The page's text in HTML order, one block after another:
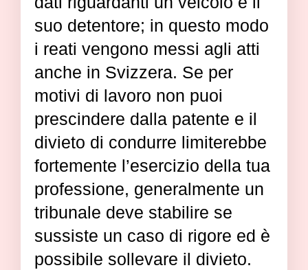
suo detentore; in questo modo
i reati vengono messi agli atti
anche in Svizzera. Se per
motivi di lavoro non puoi
prescindere dalla patente e il
divieto di condurre limiterebbe
fortemente l’esercizio della tua
professione, generalmente un
tribunale deve stabilire se
sussiste un caso di rigore ed è
possibile sollevare il divieto.